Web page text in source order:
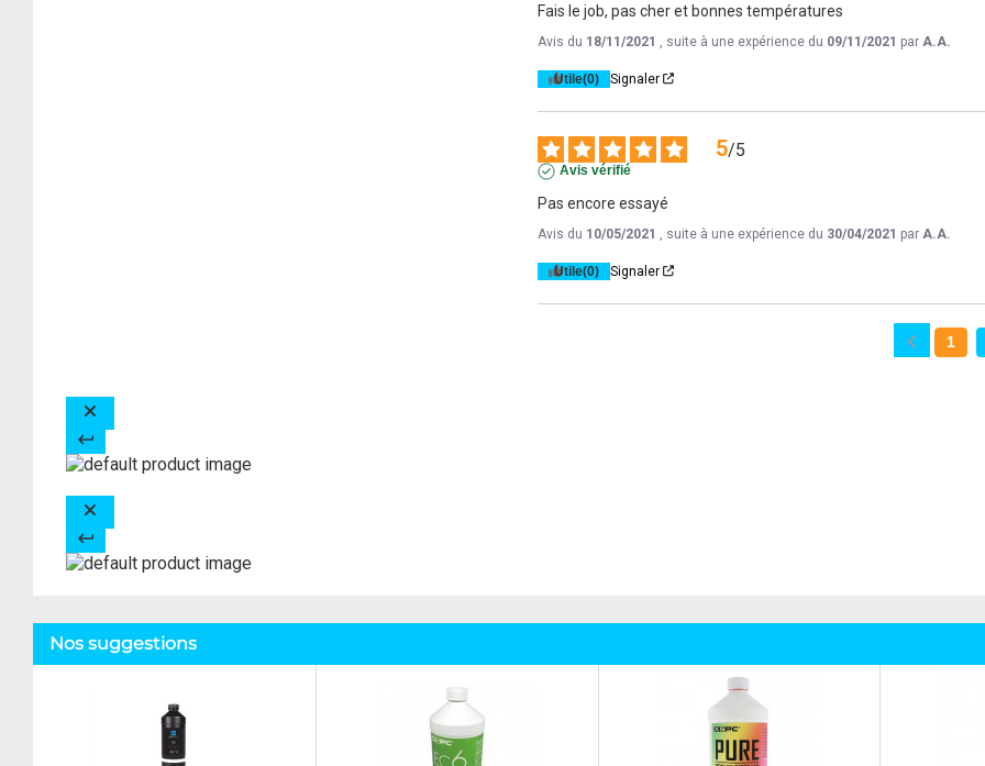
Fais le job, pas cher et bonnes températures
Avis du 18/11/2021 , suite à une expérience du 09/11/2021 par A.A.
Utile(0) Signaler
5/5
Avis vérifié
Pas encore essayé
Avis du 10/05/2021 , suite à une expérience du 30/04/2021 par A.A.
Utile(0) Signaler
1
Nos suggestions